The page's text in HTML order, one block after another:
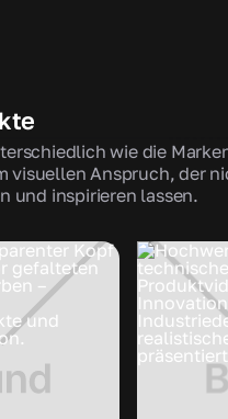
wie die
visuellen Anspruch, der
und inspirieren lassen.